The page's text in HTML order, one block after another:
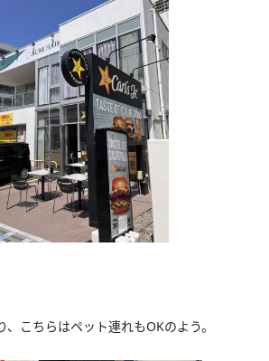
こちらはペット連れもOKのよう。